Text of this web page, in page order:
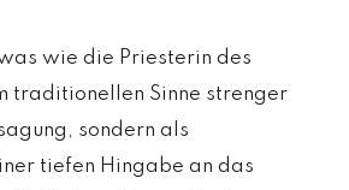
wie die Priesterin des
traditionellen Sinne strenger
sondern als
tiefen Hingabe an das